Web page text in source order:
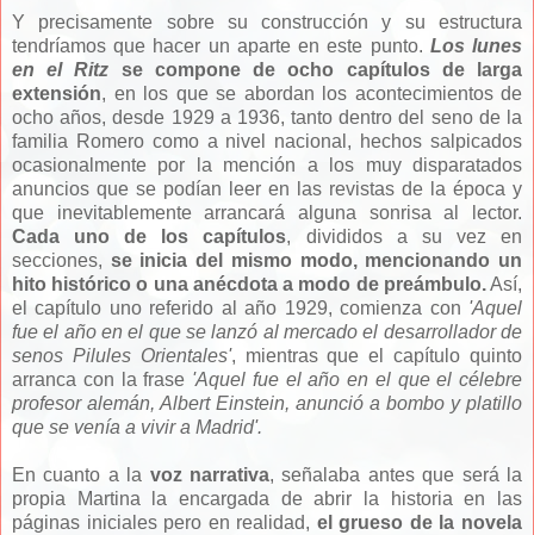
Y precisamente sobre su construcción y su estructura
tendríamos que hacer un aparte en este punto. Los lunes
en el Ritz se compone de ocho capítulos de larga
extensión, en los que se abordan los acontecimientos de
ocho años, desde 1929 a 1936, tanto dentro del seno de la
familia Romero como a nivel nacional, hechos salpicados
ocasionalmente por la mención a los muy disparatados
anuncios que se podían leer en las revistas de la época y
que inevitablemente arrancará alguna sonrisa al lector.
Cada uno de los capítulos, divididos a su vez en
secciones, se inicia del mismo modo, mencionando un
hito histórico o una anécdota a modo de preámbulo.Así,
el capítulo uno referido al año 1929, comienza con 'Aquel
fue el año en el que se lanzó al mercado el desarrollador de
senos Pilules Orientales', mientras que el capítulo quinto
arranca con la frase 'Aquel fue el año en el que el célebre
profesor alemán, Albert Einstein, anunció a bombo y platillo
que se venía a vivir a Madrid'.
En cuanto a la voz narrativa, señalaba antes que será la
propia Martina la encargada de abrir la historia en las
páginas iniciales pero en realidad, el grueso de la novela